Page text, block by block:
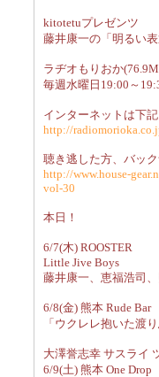
kitotetuプレゼンツ
藤井康一の「明るい表
ラヂオもりおか
毎週水曜日19:00～
インターネットは下記
http://
聴き逃した方、バッ
http://www.house-
vol-30
本日！
6/7(木) ROOSTER
Little Jive Boys
藤井康一、恵福浩司
6/8(金) 熊本 Rude Bar
「ウクレレ抱いた渡
大澤誉志幸 サスライ
6/9(土) 熊本 One Drop